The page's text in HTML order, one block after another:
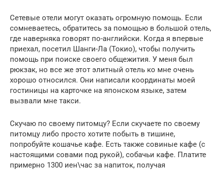
Сетевые отели могут оказать огромную помощь. Если
сомневаетесь, обратитесь за помощью в большой отель,
где наверняка говорят по-английски. Когда я впервые
приехал, посетил Шанги-Ла (Токио), чтобы получить
помощь при поиске своего общежития. У меня был
рюкзак, но все же этот элитный отель ко мне очень
хорошо относился. Они написали координаты моей
гостиницы на карточке на японском языке, затем
вызвали мне такси.
Скучаю по своему питомцу? Если скучаете по своему
питомцу либо просто хотите побыть в тишине,
попробуйте кошачье кафе. Есть также совиные кафе (с
настоящими совами под рукой), собачьи кафе. Платите
примерно 1300 иен\час за напиток, получая